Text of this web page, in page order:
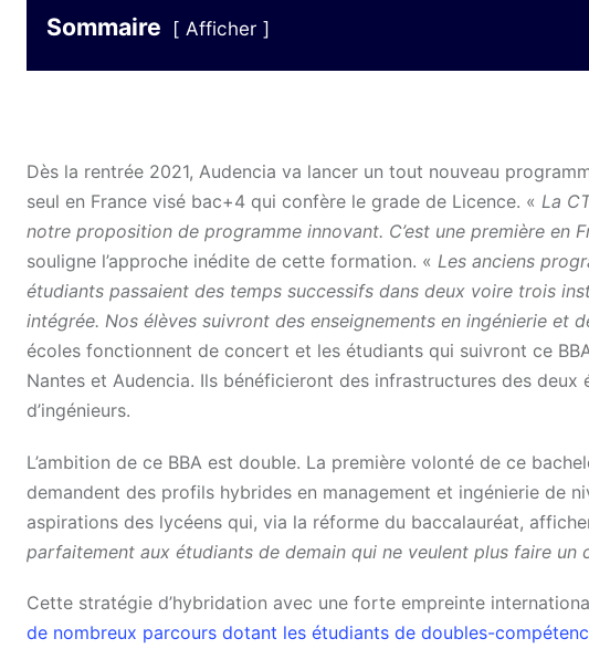
Sommaire Afficher
Dès la rentrée 2021, Audencia va lancer un tout nouveau
seul en France visé bac+4 qui confère le grade de Licence. « La
notre proposition de programme innovant. C’est une première en
souligne l’approche inédite de cette formation. « Les anciens
étudiants passaient des temps successifs dans deux voire trois
intégrée. Nos élèves suivront des enseignements en ingénierie et
écoles fonctionnent de concert et les étudiants qui suivront ce
Nantes et Audencia. Ils bénéficieront des infrastructures des deux
d’ingénieurs.
L’ambition de ce BBA est double. La première volonté de ce
demandent des profils hybrides en management et ingénierie de
aspirations des lycéens qui, via la réforme du baccalauréat,
parfaitement aux étudiants de demain qui ne veulent plus faire un
Cette stratégie d’hybridation avec une forte empreinte
de nombreux parcours dotant les étudiants de doubles-